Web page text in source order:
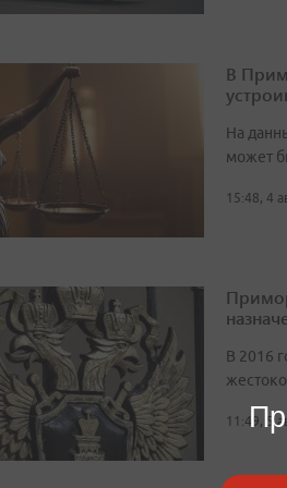
В
На
может
15:48, 4
В 2016
11:49, 5